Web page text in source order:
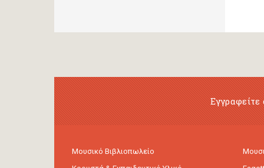
Μουσικό Βιβλιοπωλείο